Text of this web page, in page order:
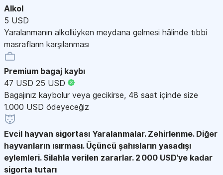
Alkol
5 USD
Yaralanmanın alkollüyken meydana gelmesi hâlinde tıbbi
masrafların karşılanması
Premium bagaj kaybı
47 USD 25 USD
Bagajınız kaybolur veya gecikirse, 48 saat içinde size
1.000 USD ödeyeceğiz
Evcil hayvan sigortası Yaralanmalar. Zehirlenme. Diğer
hayvanların ısırması. Üçüncü şahısların yasadışı
eylemleri. Silahla verilen zararlar. 2 000 USD’ye kadar
sigorta tutarı